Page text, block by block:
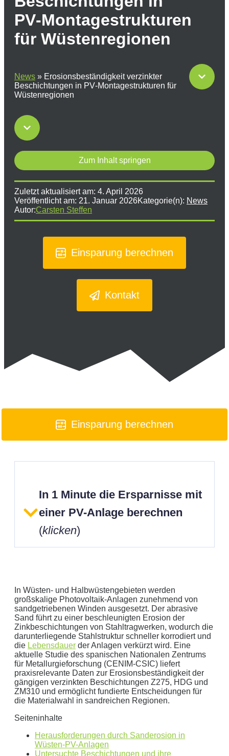
PV‑Montagestrukturen
für Wüstenregionen
News » Erosionsbeständigkeit verzinkter
Beschichtungen in PV‑Montagestrukturen für
Wüstenregionen
Zum Inhalt springen
Zuletzt aktualisiert am: 4. April 2026
Veröffentlicht am: 21. Januar 2026Kategorie(n): News
Autor:Carsten Steffen
Einsparung berechnen
Kontakt
Einsparung berechnen
In 1 Minute die Ersparnisse mit
einer PV-Anlage berechnen
(klicken)
Geben Sie hier Ihren jährlichen Stromverbrauch an
kWh
Wir empfehlen: kWp Anlage sowie einenkWp
Speicher.
Aktuellen Strompreis anpassen
€/kWh
Hinweis:Dies ist eine Beispielrechnung
Dies ist eine beispielhafte Rechnung mit folgender
Annahme:
In Wüsten- und Halbwüstengebieten werden
großskalige Photovoltaik-Anlagen zunehmend von
sandgetriebenen Winden ausgesetzt. Der abrasive
Sand führt zu einer beschleunigten Erosion der
Zinkbeschichtungen von Stahltragwerken, wodurch die
darunterliegende Stahlstruktur schneller korrodiert und
die Lebensdauer der Anlagen verkürzt wird. Eine
aktuelle Studie des spanischen Nationalen Zentrums
für Metallurgieforschung (CENIM-CSIC) liefert
praxisrelevante Daten zur Erosionsbeständigkeit der
gängigen verzinkten Beschichtungen Z275, HDG und
ZM310 und ermöglicht fundierte Entscheidungen für
die Materialwahl in sandreichen Regionen.
Seiteninhalte
Herausforderungen durch Sanderosion in
Wüsten-PV-Anlagen
Untersuchte Beschichtungen und ihre